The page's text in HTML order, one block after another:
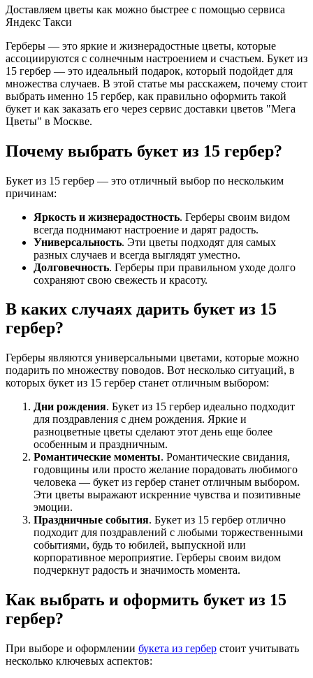
Доставляем цветы как можно быстрее с помощью сервиса
Яндекс Такси
Герберы — это яркие и жизнерадостные цветы, которые
ассоциируются с солнечным настроением и счастьем. Букет из
15 гербер — это идеальный подарок, который подойдет для
множества случаев. В этой статье мы расскажем, почему стоит
выбрать именно 15 гербер, как правильно оформить такой
букет и как заказать его через сервис доставки цветов "Мега
Цветы" в Москве.
Почему выбрать букет из 15 гербер?
Букет из 15 гербер — это отличный выбор по нескольким
причинам:
Яркость и жизнерадостность. Герберы своим видом
всегда поднимают настроение и дарят радость.
Универсальность. Эти цветы подходят для самых
разных случаев и всегда выглядят уместно.
Долговечность. Герберы при правильном уходе долго
сохраняют свою свежесть и красоту.
В каких случаях дарить букет из 15
гербер?
Герберы являются универсальными цветами, которые можно
подарить по множеству поводов. Вот несколько ситуаций, в
которых букет из 15 гербер станет отличным выбором:
Дни рождения. Букет из 15 гербер идеально подходит
для поздравления с днем рождения. Яркие и
разноцветные цветы сделают этот день еще более
особенным и праздничным.
Романтические моменты. Романтические свидания,
годовщины или просто желание порадовать любимого
человека — букет из гербер станет отличным выбором.
Эти цветы выражают искренние чувства и позитивные
эмоции.
Праздничные события. Букет из 15 гербер отлично
подходит для поздравлений с любыми торжественными
событиями, будь то юбилей, выпускной или
корпоративное мероприятие. Герберы своим видом
подчеркнут радость и значимость момента.
Как выбрать и оформить букет из 15
гербер?
При выборе и оформлении букета из гербер стоит учитывать
несколько ключевых аспектов: